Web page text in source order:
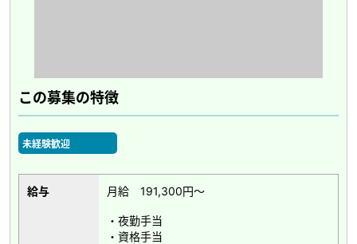
この募集の特徴
未経験歓迎
給与 月給 191,300円～
・夜勤手当
・資格手当